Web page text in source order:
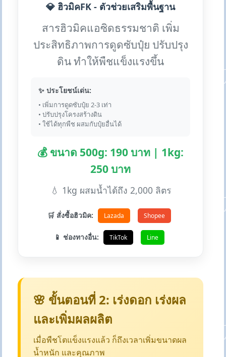
💎 ฮิวมิคFK - ตัวช่วยเสริมพื้นฐาน
สารฮิวมิคแอซิดธรรมชาติ เพิ่ม
ประสิทธิภาพการดูดซับปุ๋ย ปรับปรุง
ดิน ทำให้พืชแข็งแรงขึ้น
✨ ประโยชน์เด่น:
• เพิ่มการดูดซับปุ๋ย 2-3 เท่า
• ปรับปรุงโครงสร้างดิน
• ใช้ได้ทุกพืช ผสมกับปุ๋ยอื่นได้
💰 ขนาด 500g: 190 บาท | 1kg:
250 บาท
💧 1kg ผสมน้ำได้ถึง 2,000 ลิตร
🛒 สั่งซื้อฮิวมิค: Lazada Shopee
📱 ช่องทางอื่น: TikTok Line
🌸 ขั้นตอนที่ 2: เร่งดอก เร่งผล
และเพิ่มผลผลิต
เมื่อพืชโตแข็งแรงแล้ว ก็ถึงเวลาเพิ่มขนาดผล
น้ำหนัก และคุณภาพ